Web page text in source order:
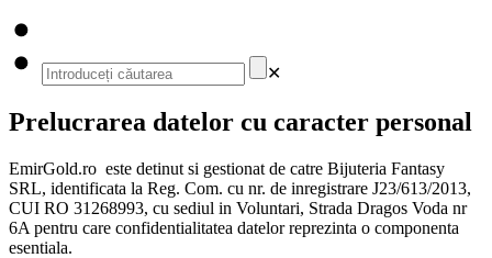
✕
Prelucrarea datelor cu caracter personal
EmirGold.ro este detinut si gestionat de catre Bijuteria Fantasy
SRL, identificata la Reg. Com. cu nr. de inregistrare J23/613/2013,
CUI RO 31268993, cu sediul in Voluntari, Strada Dragos Voda nr
6A pentru care confidentialitatea datelor reprezinta o componenta
esentiala.